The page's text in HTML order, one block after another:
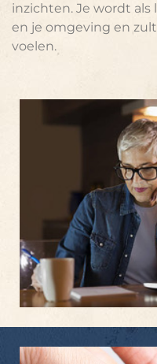
inzichten. Je wordt
en je omgeving en
voelen.